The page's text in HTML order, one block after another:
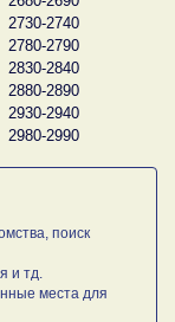
2730-2740
2780-2790
2830-2840
2880-2890
2930-2940
2980-2990
поиск
и тд.
места для